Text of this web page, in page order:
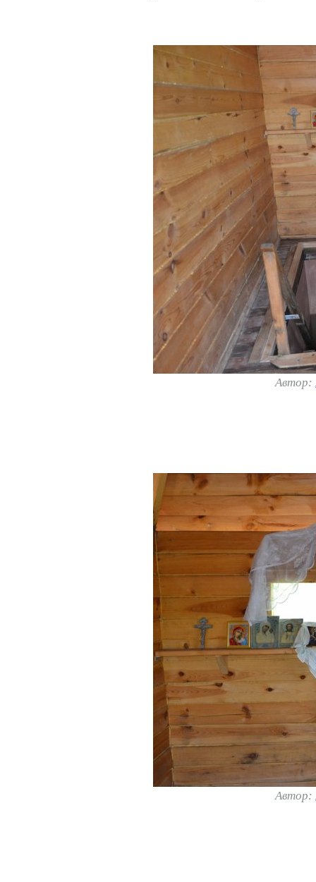
Автор:
Автор: